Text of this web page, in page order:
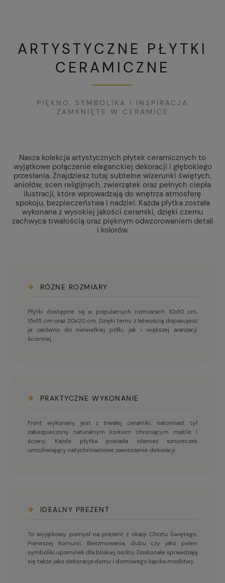
ARTYSTYCZNE PŁYTKI
CERAMICZNE
PIĘKNO, SYMBOLIKA I INSPIRACJA
ZAMKNIĘTE W CERAMICE
Nasza kolekcja artystycznych płytek ceramicznych to
wyjątkowe połączenie eleganckiej dekoracji i głębokiego
przesłania. Znajdziesz tutaj subtelne wizerunki świętych,
aniołów, scen religijnych, zwierzątek oraz pełnych ciepła
ilustracji, które wprowadzają do wnętrza atmosferę
spokoju, bezpieczeństwa i nadziei. Każda płytka została
wykonana z wysokiej jakości ceramiki, dzięki czemu
zachwyca trwałością oraz pięknym odwzorowaniem detali
i kolorów.
❖ RÓŻNE ROZMIARY
Płytki dostępne są w popularnych rozmiarach 10x10 cm,
15x15 cm oraz 20x20 cm. Dzięki temu z łatwością dopasujesz
je zarówno do niewielkiej półki, jak i większej aranżacji
ściennej.
❖ PRAKTYCZNE WYKONANIE
Front wykonany jest z trwałej ceramiki, natomiast tył
zabezpieczony naturalnym korkiem chroniącym meble i
ściany. Każda płytka posiada również sznureczek
umożliwiający natychmiastowe zawieszenie dekoracji.
❖ IDEALNY PREZENT
To wyjątkowy pomysł na prezent z okazji Chrztu Świętego,
Pierwszej Komunii, Bierzmowania, ślubu czy jako pełen
symboliki upominek dla bliskiej osoby. Doskonale sprawdzają
się także jako dekoracja domu i domowego kącika modlitwy.